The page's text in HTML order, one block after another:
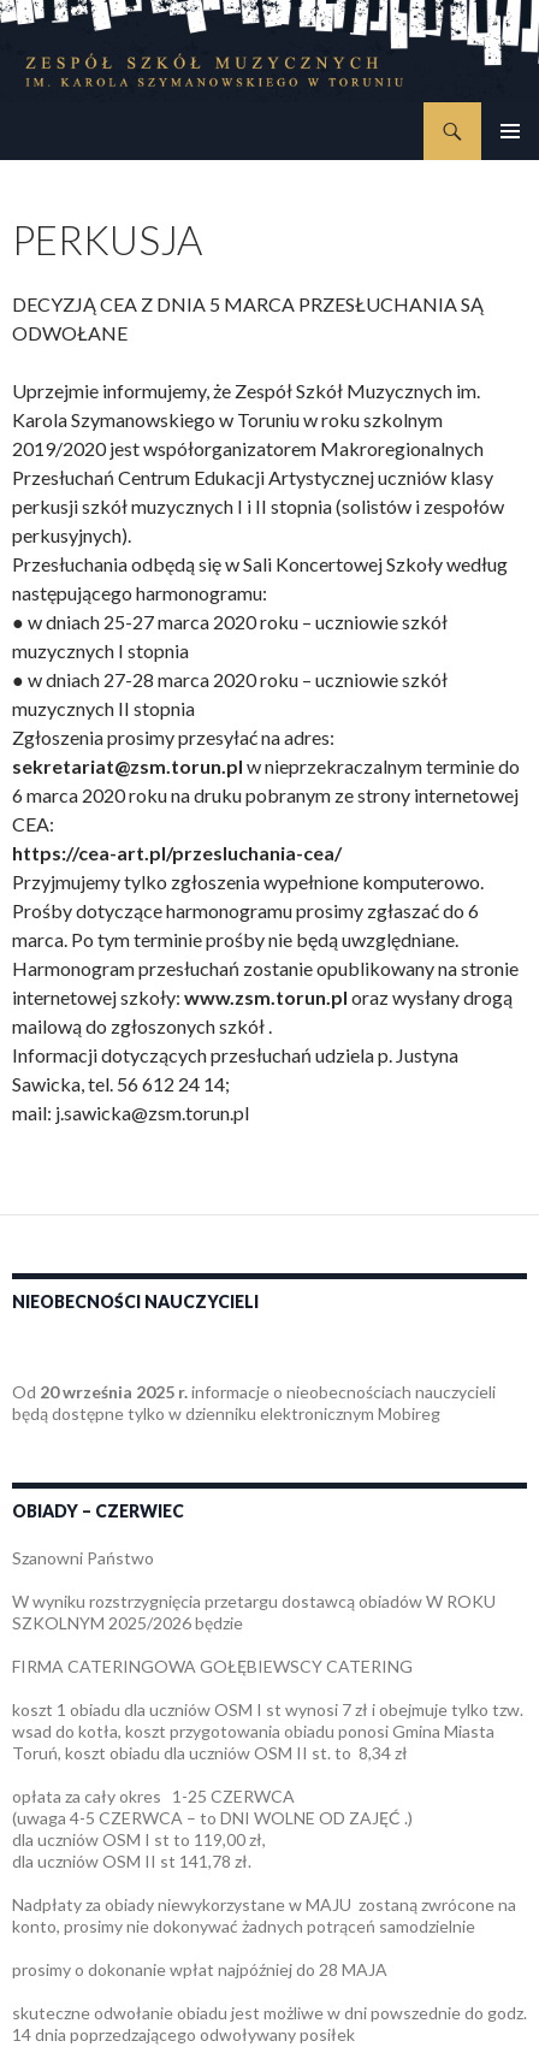
PERKUSJA
DECYZJĄ CEA Z DNIA 5 MARCA PRZESŁUCHANIA SĄ
ODWOŁANE
Uprzejmie informujemy, że Zespół Szkół Muzycznych im.
Karola Szymanowskiego w Toruniu w roku szkolnym
2019/2020 jest współorganizatorem Makroregionalnych
Przesłuchań Centrum Edukacji Artystycznej uczniów klasy
perkusji szkół muzycznych I i II stopnia (solistów i zespołów
perkusyjnych).
Przesłuchania odbędą się w Sali Koncertowej Szkoły według
następującego harmonogramu:
● w dniach 25-27 marca 2020 roku – uczniowie szkół
muzycznych I stopnia
● w dniach 27-28 marca 2020 roku – uczniowie szkół
muzycznych II stopnia
Zgłoszenia prosimy przesyłać na adres:
sekretariat@zsm.torun.pl w nieprzekraczalnym terminie do
6 marca 2020 roku na druku pobranym ze strony internetowej
CEA:
https://cea-art.pl/przesluchania-cea/
Przyjmujemy tylko zgłoszenia wypełnione komputerowo.
Prośby dotyczące harmonogramu prosimy zgłaszać do 6
marca. Po tym terminie prośby nie będą uwzględniane.
Harmonogram przesłuchań zostanie opublikowany na stronie
internetowej szkoły: www.zsm.torun.pl oraz wysłany drogą
mailową do zgłoszonych szkół .
Informacji dotyczących przesłuchań udziela p. Justyna
Sawicka, tel. 56 612 24 14;
mail: j.sawicka@zsm.torun.pl
NIEOBECNOŚCI NAUCZYCIELI
Od 20 września 2025 r.informacje o nieobecnościach nauczycieli
będą dostępne tylko w dzienniku elektronicznym Mobireg
OBIADY – CZERWIEC
Szanowni Państwo
W wyniku rozstrzygnięcia przetargu dostawcą obiadów W ROKU
SZKOLNYM 2025/2026 będzie
FIRMA CATERINGOWA GOŁĘBIEWSCY CATERING
koszt 1 obiadu dla uczniów OSM I st wynosi 7 zł i obejmuje tylko tzw.
wsad do kotła, koszt przygotowania obiadu ponosi Gmina Miasta
Toruń, koszt obiadu dla uczniów OSM II st. to 8,34 zł
opłata za cały okres 1-25 CZERWCA
(uwaga 4-5 CZERWCA – to DNI WOLNE OD ZAJĘĆ .)
dla uczniów OSM I st to 119,00 zł,
dla uczniów OSM II st 141,78 zł.
Nadpłaty za obiady niewykorzystane w MAJU zostaną zwrócone na
konto, prosimy nie dokonywać żadnych potrąceń samodzielnie
prosimy o dokonanie wpłat najpóźniej do 28 MAJA
skuteczne odwołanie obiadu jest możliwe w dni powszednie do godz.
14 dnia poprzedzającego odwoływany posiłek